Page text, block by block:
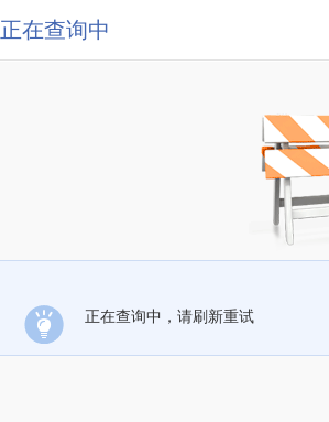
正在查询中
正在查询中，请刷新重试